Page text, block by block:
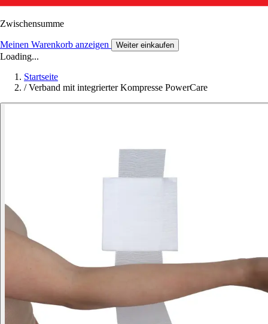
Zwischensumme
Meinen Warenkorb anzeigen Weiter einkaufen
Loading...
Startseite
/ Verband mit integrierter Kompresse PowerCare